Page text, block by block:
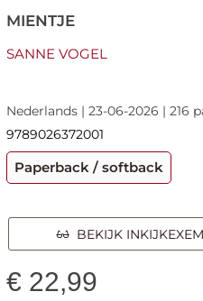
MIENTJE
SANNE VOGEL
Nederlands | 23-06-2026 | 216
9789026372001
Paperback / softback
BEKIJK
€ 22,99